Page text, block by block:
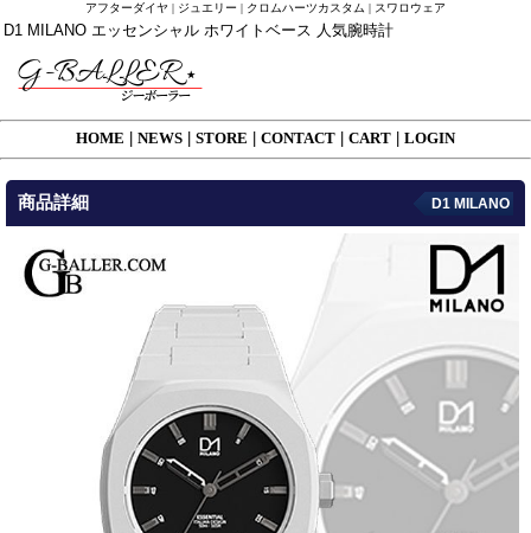
アフターダイヤ | ジュエリー | クロムハーツカスタム | スワロウェア
D1 MILANO エッセンシャル ホワイトベース 人気腕時計
HOME NEWS STORE CONTACT CART LOGIN
商品詳細 D1 MILANO